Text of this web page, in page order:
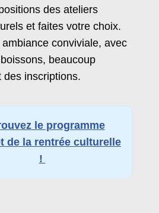
des ateliers
et faites votre choix.
conviviale, avec
beaucoup
des inscriptions.
le programme
de la rentrée culturelle
!